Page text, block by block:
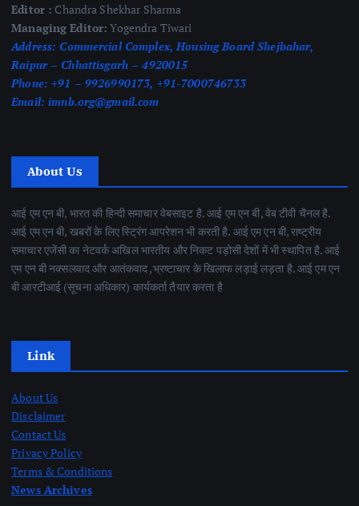
Editor : Chandra Shekhar Sharma
Managing Editor: Yogendra Tiwari
Address: Commercial Complex, Housing Board Shejbahar,
Raipur – Chhattisgarh – 4920015
Phone: +91 – 9926990173, +91-7000746733
Email: imnb.org@gmail.com
About Us
आई एम एन बी, भारत की हिन्दी समाचार वेबसाइट है. आई एम एन बी, वेब टीवी चैनल है.
आई एम एन बी, खबरों के लिए स्ट्रिंग आपरेशन भी करती है. आई एम एन बी, राष्ट्रीय
समाचार एजेंसी का नेटवर्क अखिल भारतीय और निकट पड़ोसी देशों में भी स्थापित है. आई
एम एन बी नक्सलवाद और आतंकवाद ,भ्रष्टाचार के खिलाफ लड़ाई लड़ता है. आई एम एन
बी आरटीआई (सूचना अधिकार) कार्यकर्ता तैयार करता है
Link
About Us
Disclaimer
Contact Us
Privacy Policy
Terms & Conditions
News Archives